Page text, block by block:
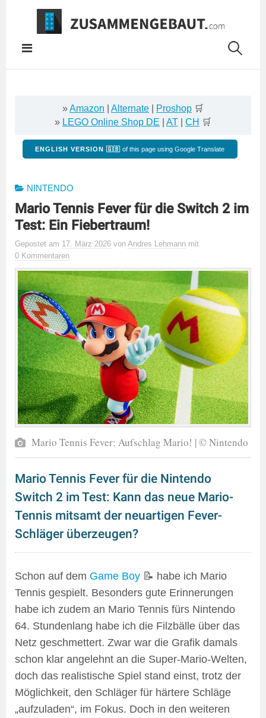
Springe
Inhalt
»Amazon Alternate Proshop 🛒
» LEGO Online Shop DE AT CH 🛒
ENGLISH VERSION 🇬🇧 of this page using Google Translate
NINTENDO
Mario Tennis Fever für die Switch 2 im
Test: Ein Fiebertraum!
Gepostet am 17. März 2026 von Andres Lehmann mit
0 Kommentaren
Mario Tennis Fever: Aufschlag Mario! | © Nintendo
Mario Tennis Fever für die Nintendo
Switch 2 im Test: Kann das neue Mario-
Tennis mitsamt der neuartigen Fever-
Schläger überzeugen?
Schon auf dem Game Boy 📝 habe ich Mario
Tennis gespielt. Besonders gute Erinnerungen
habe ich zudem an Mario Tennis fürs Nintendo
64. Stundenlang habe ich die Filzbälle über das
Netz geschmettert. Zwar war die Grafik damals
schon klar angelehnt an die Super-Mario-Welten,
doch das realistische Spiel stand einst, trotz der
Möglichkeit, den Schläger für härtere Schläge
„aufzuladen“, im Fokus. Doch in den weiteren